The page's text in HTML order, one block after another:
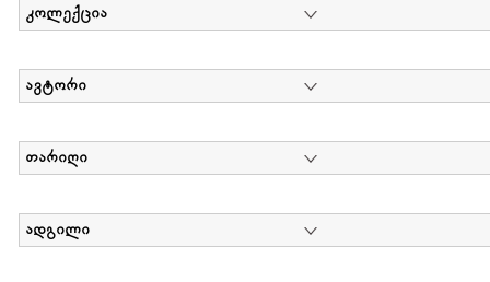
კოლექცია
ავტორი
თარიღი
ადგილი